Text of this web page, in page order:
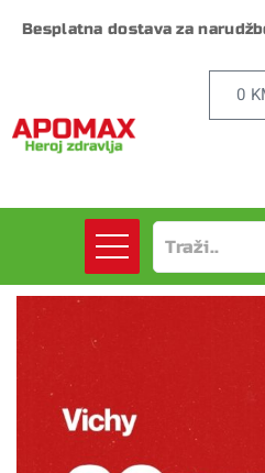
Besplatna dostava za
0